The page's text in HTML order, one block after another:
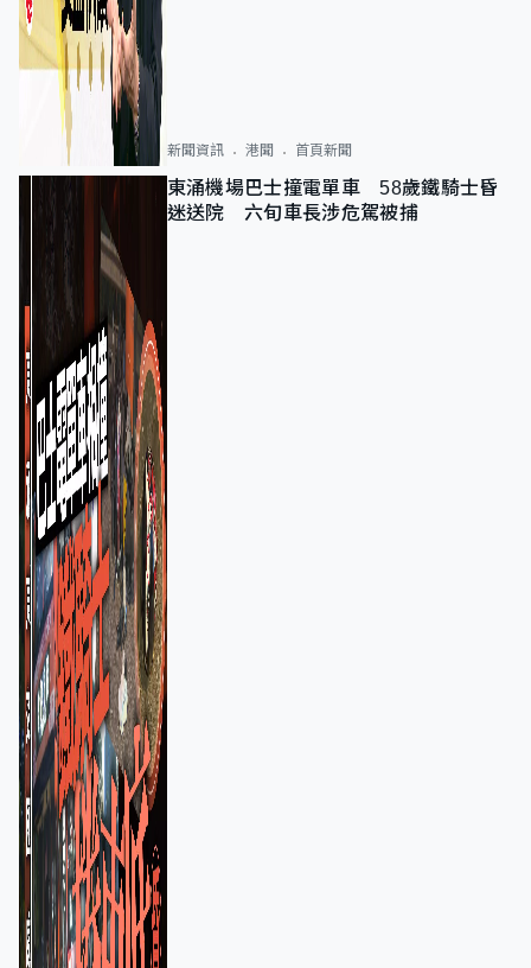
新聞資訊 港聞 首頁新聞
東涌機場巴士撞電單車 58歲鐵騎士昏
迷送院 六旬車長涉危駕被捕